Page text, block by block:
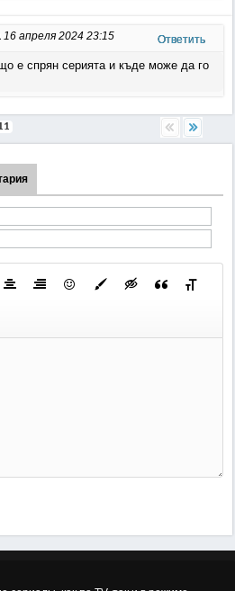
16 апреля 2024 23:15 Ответить
е спрян серията и къде може да го